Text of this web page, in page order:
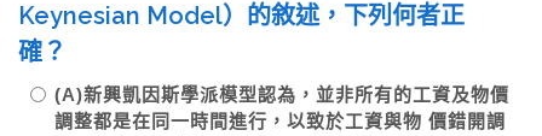
Keynesian Model）的敘述，下列何者正
確？
(A)新興凱因斯學派模型認為，並非所有的工資及物價
調整都是在同一時間進行，以致於工資與物 價錯開調